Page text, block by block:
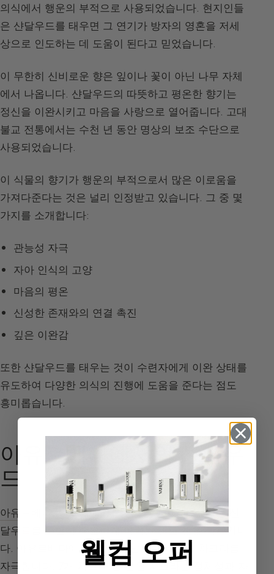
의식에서 행운의 부적으로 사용되었습니다. 현지인들
은 샨달우드를 태우면 그 연기가 방자의 영혼을 저세
상으로 인도하는 데 도움이 된다고 믿었습니다.
이 무한히 신비로운 향은 잎이나 꽃이 아닌 나무 자체
에서 나옵니다. 샨달우드의 따뜻하고 평온한 향기는
정신을 이완시키고 마음을 사랑으로 열어줍니다. 고대
불교 전통에서는 수천 년 동안 명상의 보조 수단으로
사용되었습니다.
이 식물의 향기가 행운의 부적으로서 많은 이로움을
가져다준다는 것은 널리 인정받고 있습니다. 그 중 몇
가지를 소개합니다:
관능성 자극
자아 인식의 고양
마음의 평온
신성한 존재와의 연결 촉진
깊은 이완감
또한 샨달우드를 태우는 것이 수련자에게 이완 상태를
유도하여 다양한 의식의 진행에 도움을 준다는 점도
흥미롭습니다.
아유르베다에서의 샨달우
드
아유르베다: 아유르베다 의학이란?아유르베다는 샨
달우드를 특별히 중요하게 여기는 인도 전통 의학입니
다. 아유르베다에 따르면, 샨달우드는근원 차크라
자극합니다. 7개 차크라 중 근원 차크라는 정체성과 자
웰컴 오퍼